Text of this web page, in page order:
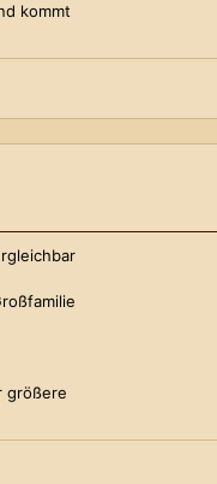
kommt
größere